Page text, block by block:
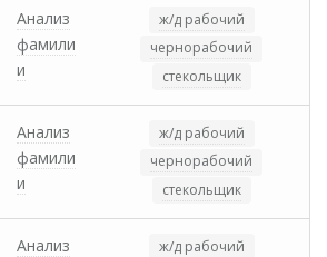
Анализ
фамили
и
ж/д рабочий
чернорабочий
стекольщик
Анализ
фамили
и
ж/д рабочий
чернорабочий
стекольщик
Анализ
ж/д рабочий